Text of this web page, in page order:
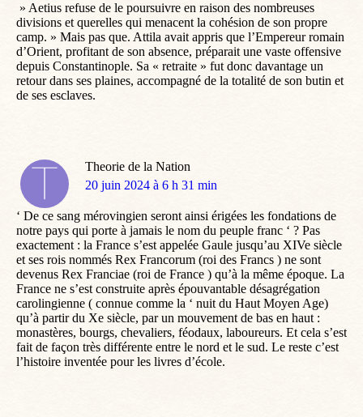
» Aetius refuse de le poursuivre en raison des nombreuses
divisions et querelles qui menacent la cohésion de son propre
camp. » Mais pas que. Attila avait appris que l’Empereur romain
d’Orient, profitant de son absence, préparait une vaste offensive
depuis Constantinople. Sa « retraite » fut donc davantage un
retour dans ses plaines, accompagné de la totalité de son butin et
de ses esclaves.
Theorie de la Nation
dit
20 juin 2024 à 6 h 31 min
‘ De ce sang mérovingien seront ainsi érigées les fondations de
notre pays qui porte à jamais le nom du peuple franc ‘ ? Pas
exactement : la France s’est appelée Gaule jusqu’au XIVe siècle
et ses rois nommés Rex Francorum (roi des Francs ) ne sont
devenus Rex Franciae (roi de France ) qu’à la même époque. La
France ne s’est construite après épouvantable désagrégation
carolingienne ( connue comme la ‘ nuit du Haut Moyen Age)
qu’à partir du Xe siècle, par un mouvement de bas en haut :
monastères, bourgs, chevaliers, féodaux, laboureurs. Et cela s’est
fait de façon très différente entre le nord et le sud. Le reste c’est
l’histoire inventée pour les livres d’école.